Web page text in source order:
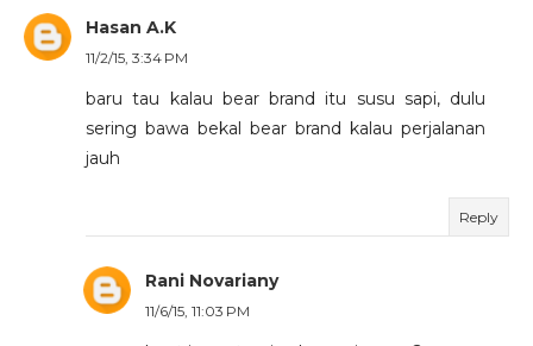
Hasan A.K
11/2/15, 3:34 PM
baru tau kalau bear brand itu susu sapi, dulu
sering bawa bekal bear brand kalau perjalanan
jauh
Reply
Rani Novariany
11/6/15, 11:03 PM